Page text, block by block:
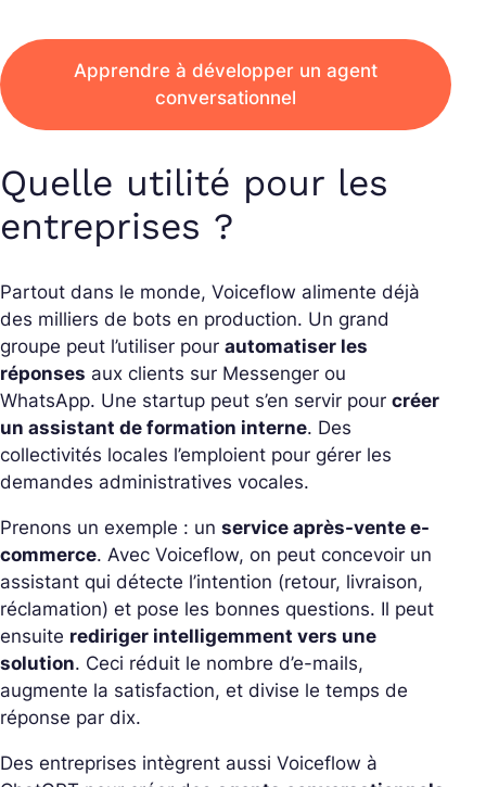
Apprendre à développer un agent
conversationnel
Quelle utilité pour les
entreprises ?
Partout dans le monde, Voiceflow alimente déjà
des milliers de bots en production. Un grand
groupe peut l’utiliser pour automatiser les
réponses aux clients sur Messenger ou
WhatsApp. Une startup peut s’en servir pour créer
un assistant de formation interne. Des
collectivités locales l’emploient pour gérer les
demandes administratives vocales.
Prenons un exemple : un service après-vente e-
commerce. Avec Voiceflow, on peut concevoir un
assistant qui détecte l’intention (retour, livraison,
réclamation) et pose les bonnes questions. Il peut
ensuite rediriger intelligemment vers une
solution. Ceci réduit le nombre d’e-mails,
augmente la satisfaction, et divise le temps de
réponse par dix.
Des entreprises intègrent aussi Voiceflow à